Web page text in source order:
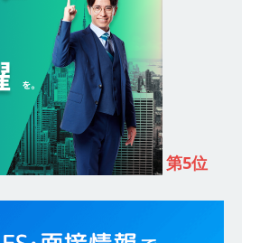
スを提供するベンチャー企業 ｜ 設立から毎年黒
字経営。売上は常に右肩上がり ｜ 未経験から営
業として成長・収入アップが目指せる環境 ｜ オ
イシル
体育会積極採用企業
[ 2026年5月13日 ]
【 28卒 ｜ トップ企業内定の
登竜門!! 満足度98％のインターン 】 東京勤務・
第5位